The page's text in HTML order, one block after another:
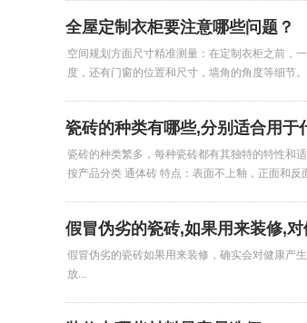
全屋定制衣柜要注意哪些问题？
空间规划方面尺寸精准测量：在定制衣柜之前，
度，还有门窗的位置和尺寸，墙角的角度等细节
瓷砖的种类有哪些,分别适合用于
瓷砖的种类繁多，每种瓷砖都有其独特的特性和
按产品分类 通体砖 特点：表面不上釉，正面和
假冒伪劣的瓷砖,如果用来装修,
假冒伪劣的瓷砖如果用来装修，确实会对健康产
放...